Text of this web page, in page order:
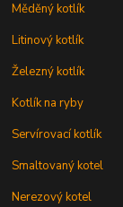
Měděný kotlík
Litinový kotlík
Železný kotlík
Kotlík na ryby
Servírovací kotlík
Smaltovaný kotel
Nerezový kotel